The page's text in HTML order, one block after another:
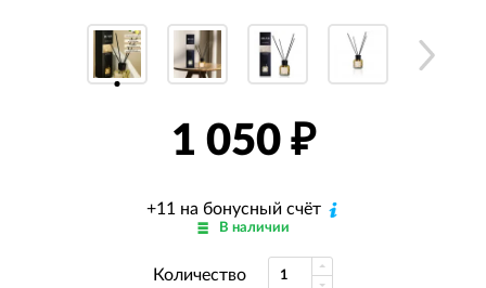
1 050 ₽
+11 на бонусный счёт
В наличии
Количество